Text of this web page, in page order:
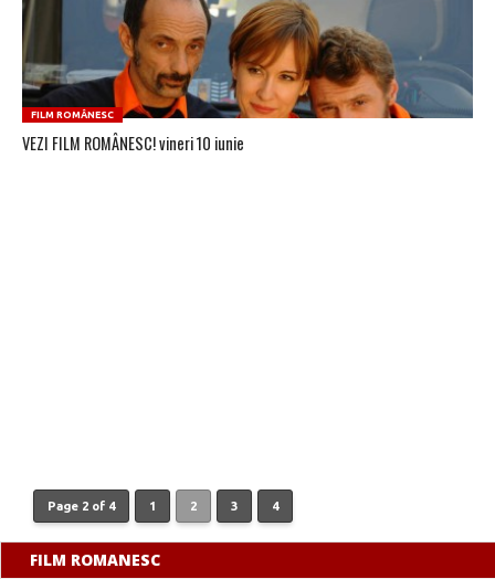
FILM ROMÂNESC
VEZI FILM ROMÂNESC! vineri 10 iunie
Page 2 of 4 1 2 3 4
FILM ROMANESC